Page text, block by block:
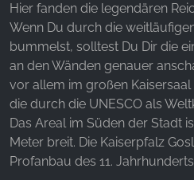
Hier fanden die legendären
Wenn Du durch die
bummelst, solltest Du Dir die
an den Wänden genauer
vor allem im großen
die durch die UNESCO als
Das Areal im Süden der Stadt
Meter breit. Die Kaiserpfalz
Profanbau des 11.
Statistik Cookies
Diese Informationen
unsere Besucher unsere
Google Analytics
Name:
_ga, _gid, _gac_gb_
Anbieter: